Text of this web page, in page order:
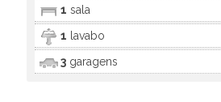
1 sala
1 lavabo
3 garagens